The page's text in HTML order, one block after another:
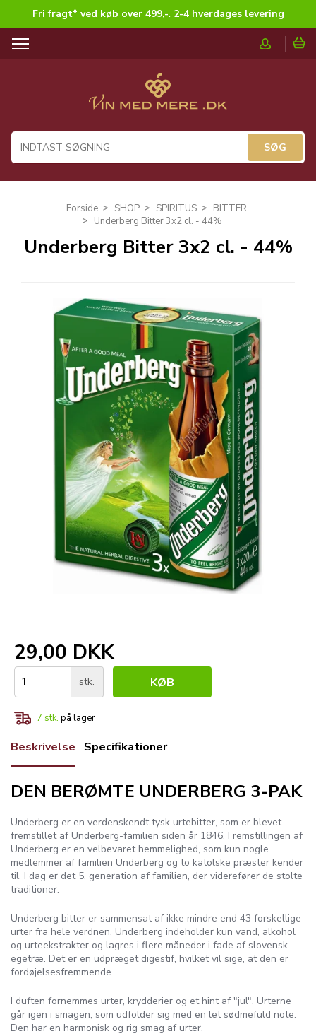
Fri fragt* ved køb over 499,-. 2-4 hverdages levering
T
a
i
Forside SHOP SPIRITUS
BITTER
Underberg Bitter 3x2 cl. - 44%
Underberg Bitter 3x2 cl. - 44%
29,00 DKK
stk. KØB
7 stk. på lager
Beskrivelse Specifikationer
DEN BERØMTE UNDERBERG 3-PAK
Underberg er en verdenskendt tysk urtebitter, som er blevet
fremstillet af Underberg-familien siden år 1846. Fremstillingen af
Underberg er en velbevaret hemmelighed, som kun nogle
medlemmer af familien Underberg og to katolske præster kender
til. I dag er det 5. generation af familien, der viderefører de stolte
traditioner.
Underberg bitter er sammensat af ikke mindre end 43 forskellige
urter fra hele verdnen. Underberg indeholder kun vand, alkohol
og urteekstrakter og lagres i flere måneder i fade af slovensk
egetræ. Det er en udpræget digestif, hvilket vil sige, at den er
fordøjelsesfremmende.
I duften fornemmes urter, krydderier og et hint af "jul". Urterne
går igen i smagen, som udfolder sig med en let sødmefuld note.
Den har en harmonisk og rig smag af urter.